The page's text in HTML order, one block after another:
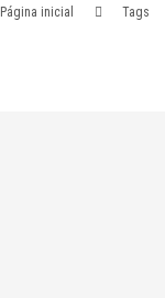
Página inicial Tags